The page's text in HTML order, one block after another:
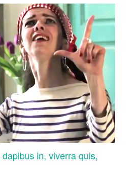
in, viverra quis,